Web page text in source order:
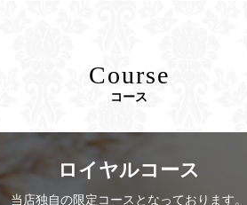
Course
コース
ロイヤルコース
当店独自の限定コースとなっております。